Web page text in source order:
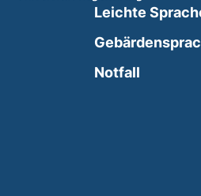
opens in a new window)
Leichte
Notfall